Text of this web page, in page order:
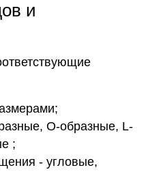
и
О-образные, L-
;
- угловые,